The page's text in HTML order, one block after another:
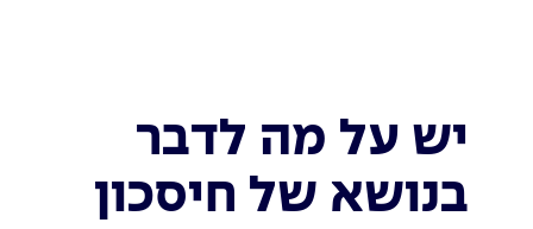
יש על מה לדבר
בנושא של חיסכון